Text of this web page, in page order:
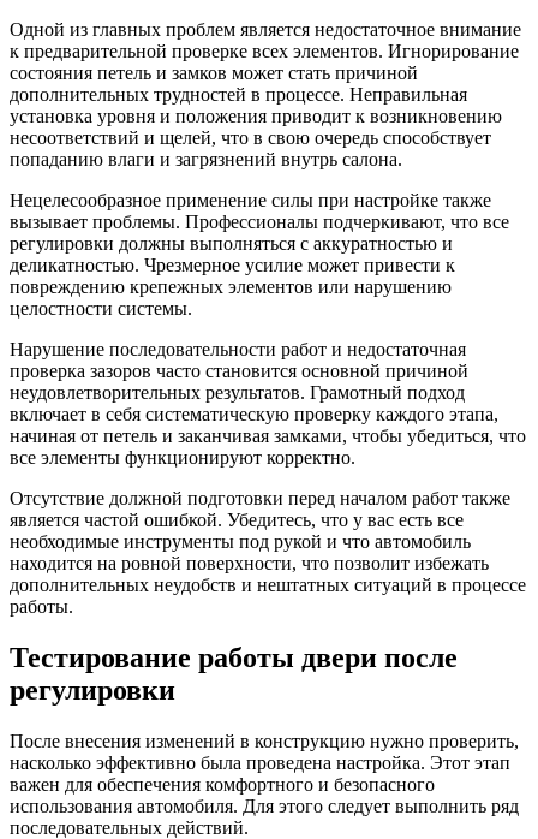
Одной из главных проблем является недостаточное внимание
к предварительной проверке всех элементов. Игнорирование
состояния петель и замков может стать причиной
дополнительных трудностей в процессе. Неправильная
установка уровня и положения приводит к возникновению
несоответствий и щелей, что в свою очередь способствует
попаданию влаги и загрязнений внутрь салона.
Нецелесообразное применение силы при настройке также
вызывает проблемы. Профессионалы подчеркивают, что все
регулировки должны выполняться с аккуратностью и
деликатностью. Чрезмерное усилие может привести к
повреждению крепежных элементов или нарушению
целостности системы.
Нарушение последовательности работ и недостаточная
проверка зазоров часто становится основной причиной
неудовлетворительных результатов. Грамотный подход
включает в себя систематическую проверку каждого этапа,
начиная от петель и заканчивая замками, чтобы убедиться, что
все элементы функционируют корректно.
Отсутствие должной подготовки перед началом работ также
является частой ошибкой. Убедитесь, что у вас есть все
необходимые инструменты под рукой и что автомобиль
находится на ровной поверхности, что позволит избежать
дополнительных неудобств и нештатных ситуаций в процессе
работы.
Тестирование работы двери после
регулировки
После внесения изменений в конструкцию нужно проверить,
насколько эффективно была проведена настройка. Этот этап
важен для обеспечения комфортного и безопасного
использования автомобиля. Для этого следует выполнить ряд
последовательных действий.